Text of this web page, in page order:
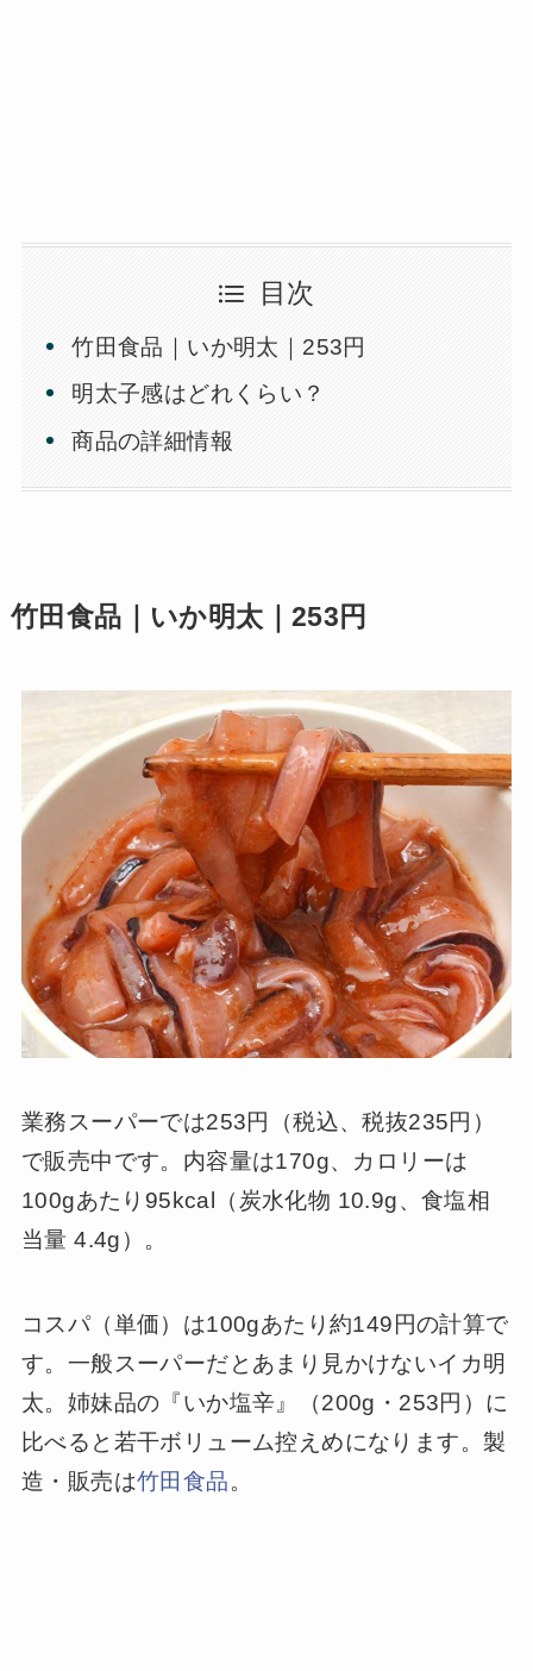
目次
竹田食品｜いか明太｜253円
明太子感はどれくらい？
商品の詳細情報
竹田食品｜いか明太｜253円
業務スーパーでは253円（税込、税抜235円）
で販売中です。内容量は170g、カロリーは
100gあたり95kcal（炭水化物 10.9g、食塩相
当量 4.4g）。
コスパ（単価）は100gあたり約149円の計算で
す。一般スーパーだとあまり見かけないイカ明
太。姉妹品の『いか塩辛』（200g・253円）に
比べると若干ボリューム控えめになります。製
造・販売は竹田食品。